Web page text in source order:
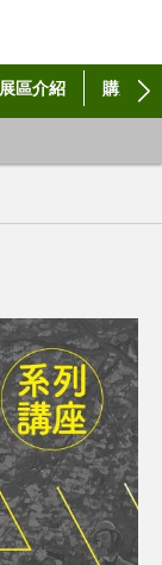
展區介紹 購票資